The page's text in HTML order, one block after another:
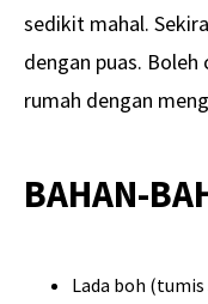
sedikit mahal.
dengan puas.
rumah dengan
BAHAN-
Lada boh